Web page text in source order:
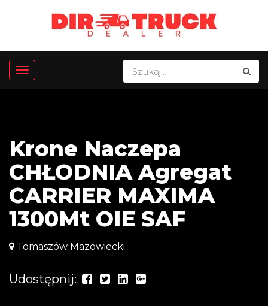
Krone Naczepa
CHŁODNIA Agregat
CARRIER MAXIMA
1300Mt OIE SAF
Tomaszów Mazowiecki
Udostępnij: